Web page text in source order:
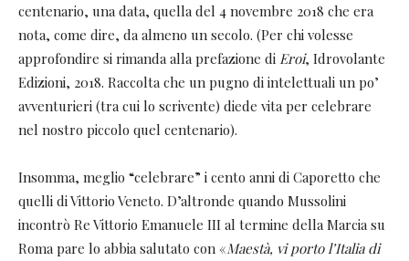
centenario, una data, quella del 4 novembre 2018 che era
nota, come dire, da almeno un secolo. (Per chi volesse
approfondire si rimanda alla prefazione di Eroi, Idrovolante
Edizioni, 2018. Raccolta che un pugno di intelettuali un po’
avventurieri (tra cui lo scrivente) diede vita per celebrare
nel nostro piccolo quel centenario).
Insomma, meglio “celebrare” i cento anni di Caporetto che
quelli di Vittorio Veneto. D’altronde quando Mussolini
incontrò Re Vittorio Emanuele III al termine della Marcia su
Roma pare lo abbia salutato con «​Maestà, vi porto l’Italia di